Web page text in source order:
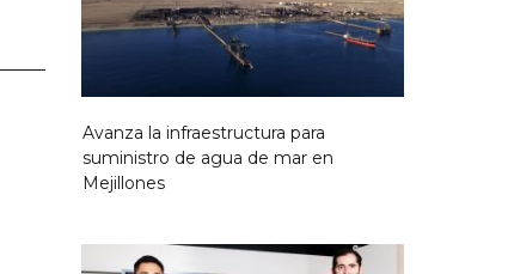
Avanza la infraestructura para
suministro de agua de mar en
Mejillones